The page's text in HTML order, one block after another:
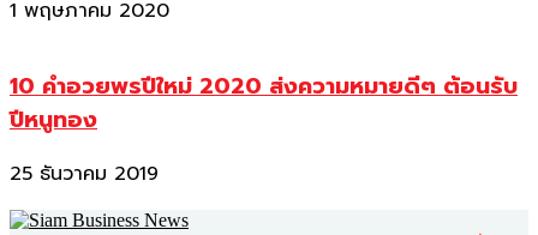
1 พฤษภาคม 2020
10 คำอวยพรปีใหม่ 2020 ส่งความหมายดีๆ ต้อนรับ
ปีหนูทอง
25 ธันวาคม 2019